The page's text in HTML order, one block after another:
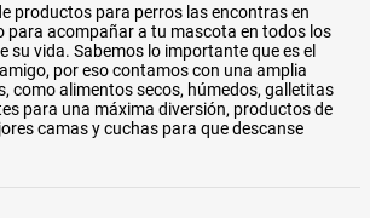
productos para perros las encontras en
para acompañar a tu mascota en todos los
su vida. Sabemos lo importante que es el
por eso contamos con una amplia
como alimentos secos, húmedos, galletitas
para una máxima diversión, productos de
camas y cuchas para que descanse